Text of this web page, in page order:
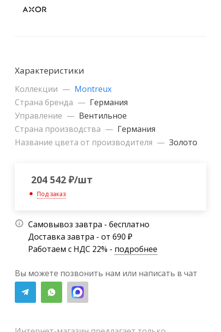
Характеристики
Коллекции — Montreux
Страна бренда — Германия
Управление — Вентильное
Страна производства — Германия
Название цвета от производителя — Золото
204 542₽/шт
Под заказ
Самовывоз завтра - бесплатно
Доставка завтра - от 690 ₽
Работаем с НДС 22% - подробнее
Вы можете позвонить нам или написать в чат